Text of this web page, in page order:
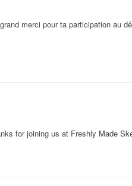
merci pour ta participation au
for joining us at Freshly Made